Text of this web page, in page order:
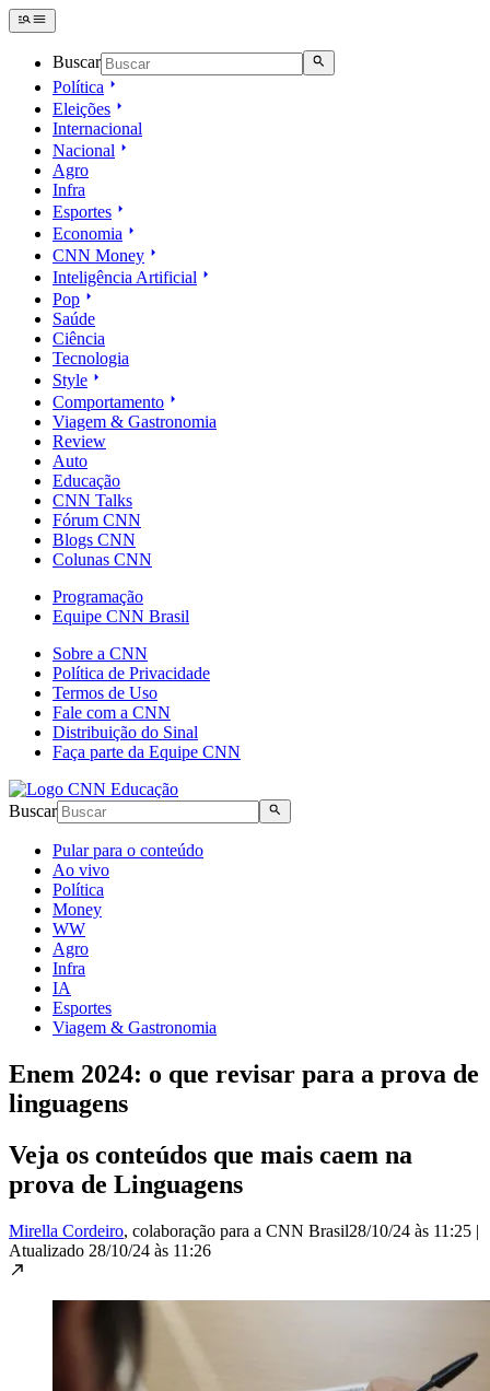
Buscar
Política
Eleições
Internacional
Nacional
Agro
Infra
Esportes
Economia
CNN Money
Inteligência Artificial
Pop
Saúde
Ciência
Tecnologia
Style
Comportamento
Viagem & Gastronomia
Review
Auto
Educação
CNN Talks
Fórum CNN
Blogs CNN
Colunas CNN
Programação
Equipe CNN Brasil
Sobre a CNN
Política de Privacidade
Termos de Uso
Fale com a CNN
Distribuição do Sinal
Faça parte da Equipe CNN
Buscar
Pular para o conteúdo
Ao vivo
Política
Money
WW
Agro
Infra
IA
Esportes
Viagem & Gastronomia
Enem 2024: o que revisar para a prova de
linguagens
Veja os conteúdos que mais caem na
prova de Linguagens
Mirella Cordeiro, colaboração para a CNN Brasil28/10/24 às 11:25 |
Atualizado 28/10/24 às 11:26